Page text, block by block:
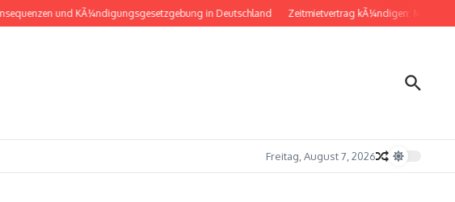
und KÃ¼ndigungsgesetzgebung in Deutschland Zeitmietvertrag kÃ¼ndigen: Musterbrief
Freitag, August 7, 2026